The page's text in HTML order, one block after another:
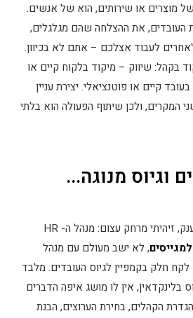
מוצרים או שירותים, הוא של אנשים.
את ההצלחה שהם מגלגלים,
לעבוד אצלכם – אתם לא בכיוון.
בקהל: שיווק – מיקוד בלקוח קיים או
קיים או פוטנציאלי. יצירת עניין
המקרים, ולכן שיתוף הפעולה הוא בלתי
וגיוס מנוגה...
למותג ענק, זיהיתי מרחק עצום: מנהל ה- HR
, לא ישב מעולם עם מנהל
לקח חלק בקמפיין לגיוס העובדים. מלבד
בלינקדאין, אין לו מושג איפה הדברים
הקהלים, בחירת הערוצים, הבנת